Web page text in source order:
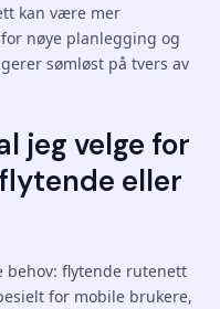
kan være mer
nøye planlegging og
sømløst på tvers av
jeg velge for
eller
behov: flytende rutenett
for mobile brukere,